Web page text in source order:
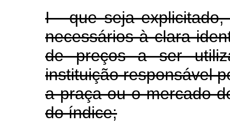
I - que seja
necessários à clara
de preços a ser
instituição responsável
a praça ou o mercado
do índice;